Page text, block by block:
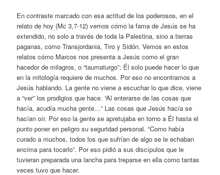
En contraste marcado con esa actitud de los poderosos, en el
relato de hoy (Mc 3,7-12) vemos cómo la fama de Jesús se ha
extendido, no solo a través de toda la Palestina, sino a tierras
paganas, como Transjordania, Tiro y Sidón. Vemos en estos
relatos cómo Marcos nos presenta a Jesús como el gran
hacedor de milagros, o “taumaturgo”; Él solo puede hacer lo que
en la mitología requiere de muchos. Por eso no encontramos a
Jesús hablando. La gente no viene a escuchar lo que dice, viene
a “ver” los prodigios que hace. “Al enterarse de las cosas que
hacía, acudía mucha gente…” Las cosas que Jesús hacía se
hacían oír. Por eso la gente se apretujaba en torno a Él hasta el
punto poner en peligro su seguridad personal. “Como había
curado a muchos, todos los que sufrían de algo se le echaban
encima para tocarlo”. Por eso pidió a sus discípulos que le
tuvieran preparada una lancha para treparse en ella como tantas
veces tuvo que hacer.